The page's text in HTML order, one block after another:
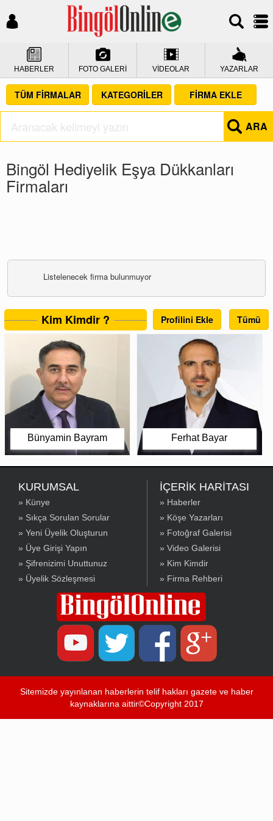
HABERLER FOTO GALERİ VİDEOLAR YAZARLAR
TÜM FİRMALAR KATEGORİLER FİRMA EKLE
ARA
Bingöl Hediyelik Eşya Dükkanları
Firmaları
Listelenecek firma bulunmuyor
Kim Kimdir ? Profilini Ekle Tümü
Bünyamin Bayram Ferhat Bayar
KURUMSAL
» Künye
» Sıkça Sorulan Sorular
» Yeni Üyelik Oluşturun
» Üye Girişi Yapın
» Şifrenizimi Unuttunuz
» Üyelik Sözleşmesi
İÇERİK HARİTASI
» Haberler
» Köşe Yazarları
» Fotoğraf Galerisi
» Video Galerisi
» Kim Kimdir
» Firma Rehberi
Sitemizde yayınlanan haberlerin telif hakları gazete ve haber
kaynaklarına aittir©Copyright 2017